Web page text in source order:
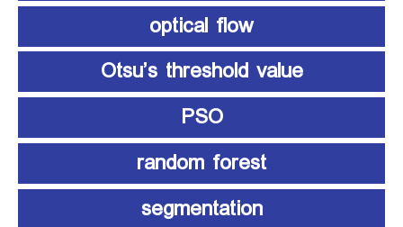
optical flow
Otsu’s threshold value
PSO
random forest
segmentation